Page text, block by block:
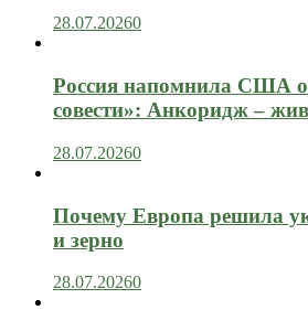
28.07.20260
Россия напомнила США о
совести»: Анкоридж – жив
28.07.20260
Почему Европа решила
и зерно
28.07.20260